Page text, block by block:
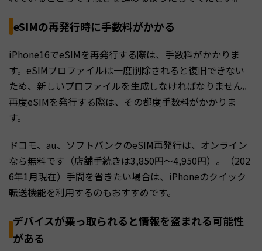
eSIMの再発行時に手数料がかかる
iPhone16でeSIMを再発行する際は、手数料がかかりま
す。eSIMプロファイルは一度削除されると復旧できない
ため、新しいプロファイルを生成しなければなりません。
再度eSIMを発行する際は、その都度手数料がかかりま
す。
ドコモ、au、ソフトバンクのeSIM再発行は、オンライン
なら無料です（店舗手続きは3,850円〜4,950円）。（202
6年1月現在）手間を省きたい場合は、iPhoneのクイック
転送機能を利用するのもおすすめです。
デバイスが乗っ取られると情報を盗まれる可能性
がある